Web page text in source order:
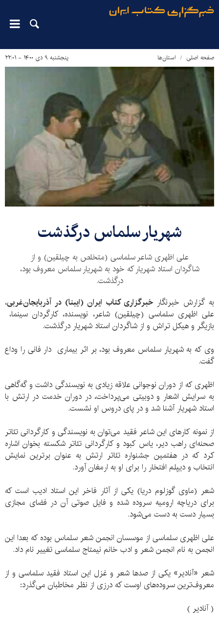
صفحه اصلی استان‌ها پنجشنبه ۹ دی ۱۴۰۰ - ۲۲:۰۱
شهریار سلماس درگذشت
علی اظهری شاعر سلماسی (متخلص به چیلقین) و از
شاگردان استاد شهریار که خود به شهریار سلماس معروف بود،
درگذشت.
به گزارش خبرنگار خبرگزاری کتاب ایران (ایبنا) در آذربایجان‌غربی،
علی اظهری سلماسی (چیلقین) شاعر، نویسنده، کارگردان سینما،
بازیگر و هیکل تراش و از شاگردان استاد شهریار درگذشت.
وی که به شهریار سلماس معروف بود، بر اثر بیماری دار فانی را وداع
گفت.
اظهری که از دوران نوجوانی علاقه زیادی به نویسندگی داشت و گه‌گاهی
به سرایش اشعار و دوبیتی می‌پرداخت، در دوران خدمت در ارتش با
استاد شهریار آشنا شد و در پای دروس او نشست.
از نمونه کارهای این شاعر فقید می‌توان به نویسندگی و کارگردانی تئاتر
صحنه‌ای راهب دیر، یاس کبود و کارگردانی تئاتر شکسته بخوان اشاره
کرد که در هفتمین جشنواره تئاتر ارتش به عنوان برترین نمایش
انتخاب و دیپلم افتخار را برای او به ارمغان آورد.
شعر (ماوی گوزلوم دریا) یکی از آثار فاخر این استاد ادیب است که
برای دریاچه ارومیه سروده شده و فایل صوتی آن در فضای مجازی
بسیار دست به دست می‌شود.
علی اظهری سلماسی از موسسان انجمن شعر سلماس بوده که بعدا این
انجمن به نام انجمن شعر و ادب خانم نیمتاج سلماسی تغییر نام داد.
شعر «آنادیر» یکی از صدها شعر و غزل این استاد فقید سلماسی و از
معروف‌ترین سروده‌های اوست که درزی از نظر مخاطبان می‌گذرد:
( آنادیر )